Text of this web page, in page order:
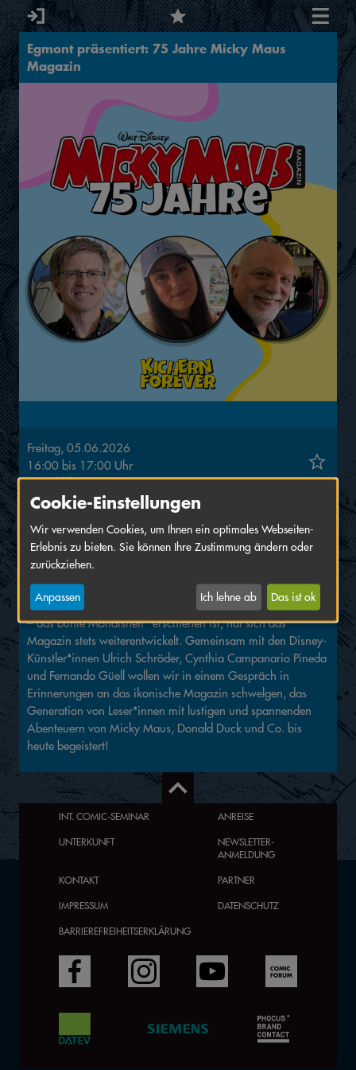
Egmont präsentiert: 75 Jahre Micky Maus
Magazin
Freitag, 05.06.2026
16:00 bis 17:00 Uhr
Ort:Schlossgarten, DATEV Stage
Gespräch und Live-Zeichnen mit Fernando Güell, Cynthia
Campanario Pineda und Ulrich Schröder
75 Jahre Micky Maus Magazin bedeuten 75 Jahre Comics,
Spaß und beste Unterhaltung! Seit der ersten Ausgabe, die
am 29. August 1951 noch unter dem Namen „Micky Maus
– das bunte Monatsheft“ erschienen ist, hat sich das
Magazin stets weiterentwickelt. Gemeinsam mit den Disney-
Künstler*innen Ulrich Schröder, Cynthia Campanario Pineda
und Fernando Güell wollen wir in einem Gespräch in
Erinnerungen an das ikonische Magazin schwelgen, das
Generation von Leser*innen mit lustigen und spannenden
Abenteuern von Micky Maus, Donald Duck und Co. bis
heute begeistert!
INT. COMIC-SEMINAR
ANREISE
UNTERKUNFT
NEWSLETTER-
ANMELDUNG
KONTAKT
PARTNER
IMPRESSUM
DATENSCHUTZ
BARRIEREFREIHEITSERKLÄRUNG
Cookie-Einstellungen
Wir verwenden Cookies, um Ihnen ein optimales Webseiten-
Erlebnis zu bieten. Sie können Ihre Zustimmung ändern oder
zurückziehen.
Anpassen Ich lehne ab Das ist ok